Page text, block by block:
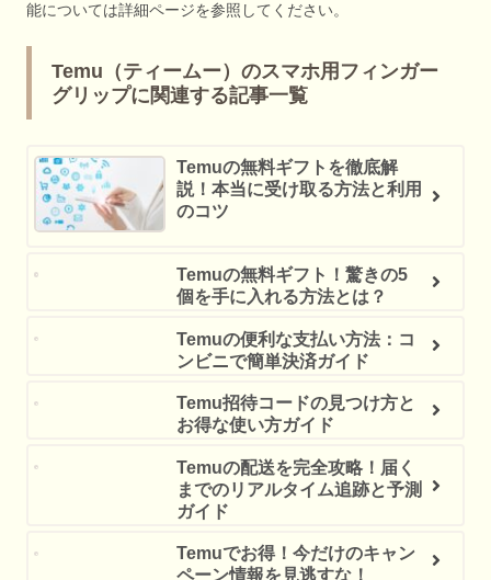
能については詳細ページを参照してください。
Temu（ティームー）のスマホ用フィンガー
グリップに関連する記事一覧
Temuの無料ギフトを徹底解
説！本当に受け取る方法と利用
のコツ
Temuの無料ギフト！驚きの5
個を手に入れる方法とは？
Temuの便利な支払い方法：コ
ンビニで簡単決済ガイド
Temu招待コードの見つけ方と
お得な使い方ガイド
Temuの配送を完全攻略！届く
までのリアルタイム追跡と予測
ガイド
Temuでお得！今だけのキャン
ペーン情報を見逃すな！